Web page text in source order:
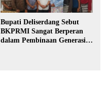
Bupati Deliserdang Sebut
BKPRMI Sangat Berperan
dalam Pembinaan Generasi